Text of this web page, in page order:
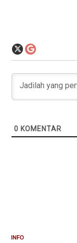
0 KOMENTAR
INFO